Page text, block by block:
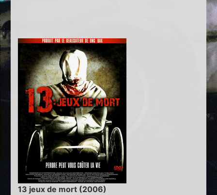
13 jeux de mort (2006)